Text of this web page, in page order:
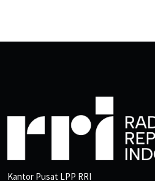
Kantor Pusat LPP RRI